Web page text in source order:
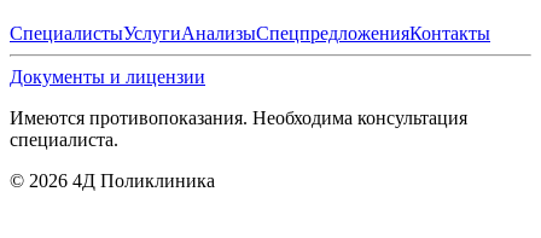
СпециалистыУслугиАнализыСпецпредложенияКонтакты
Документы и лицензии
Имеются противопоказания. Необходима консультация
специалиста.
© 2026 4Д Поликлиника